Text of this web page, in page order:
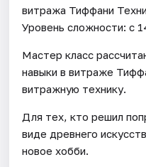
витража Тиффани
Уровень сложности: с
Мастер класс
навыки в витраже
витражную технику.
Для тех, кто решил
виде древнего
новое хобби.